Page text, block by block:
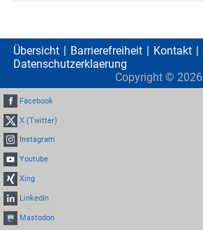
Übersicht Barrierefreiheit Kontakt
Datenschutzerklaerung
Copyright © 2026
Facebook
X (Twitter)
Instagram
Youtube
Xing
LinkedIn
Mastodon